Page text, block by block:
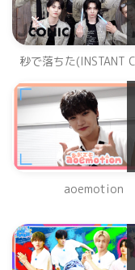
秒で落ちた(INSTANT
aoemotion